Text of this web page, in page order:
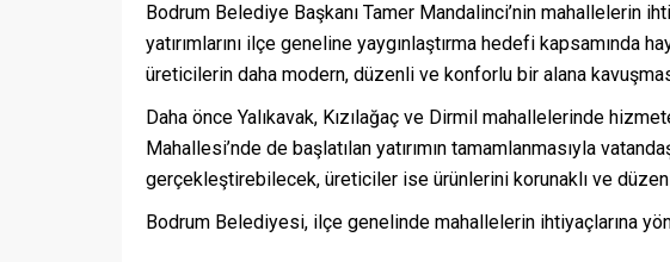
Bodrum Belediye Başkanı Tamer Mandalinci’nin mahallelerin
yatırımlarını ilçe geneline yaygınlaştırma hedefi kapsamında
üreticilerin daha modern, düzenli ve konforlu bir alana
Daha önce Yalıkavak, Kızılağaç ve Dirmil mahallelerinde
Mahallesi’nde de başlatılan yatırımın tamamlanmasıyla
gerçekleştirebilecek, üreticiler ise ürünlerini korunaklı ve
Bodrum Belediyesi, ilçe genelinde mahallelerin ihtiyaçlarına